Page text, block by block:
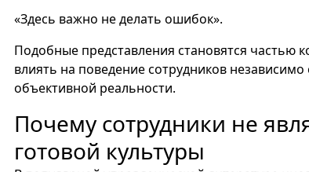
«Здесь важно не делать ошибок».
Подобные представления становятся частью
влиять на поведение сотрудников
объективной реальности.
Почему сотрудники не
готовой культуры